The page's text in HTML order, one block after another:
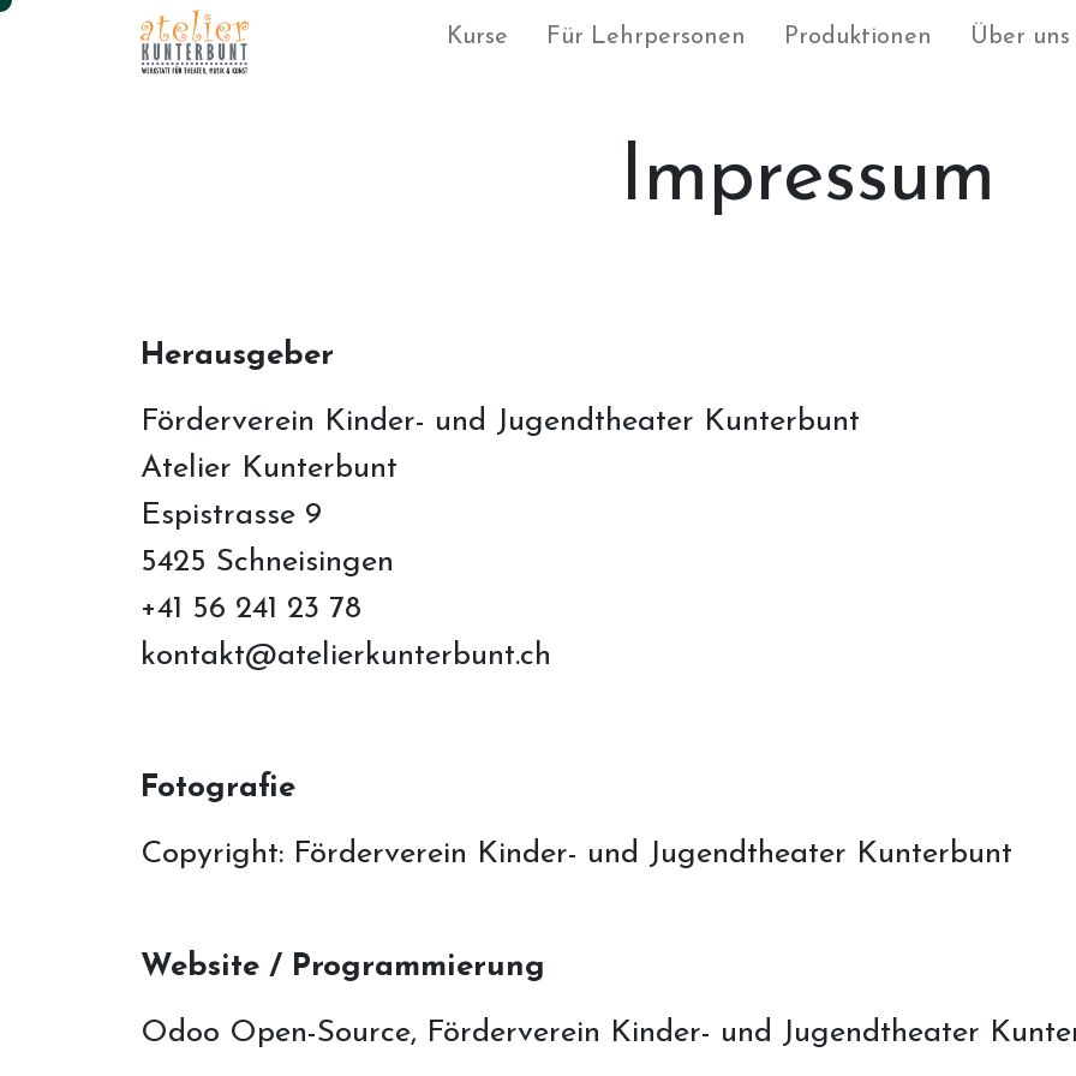
Kurse Für Lehrpersonen Produktionen Über uns
Impressum
Herausgeber
Förderverein Kinder- und Jugendtheater Kunterbunt
Atelier Kunterbunt
Espistrasse 9
5425 Schneisingen
+41 56 241 23 78
kontakt@atelierkunterbunt.ch
Fotografie
Copyright: Förderverein Kinder- und Jugendtheater Kunterbunt
Website / Programmierung
Odoo Open-Source, Förderverein Kinder- und Jugendtheater